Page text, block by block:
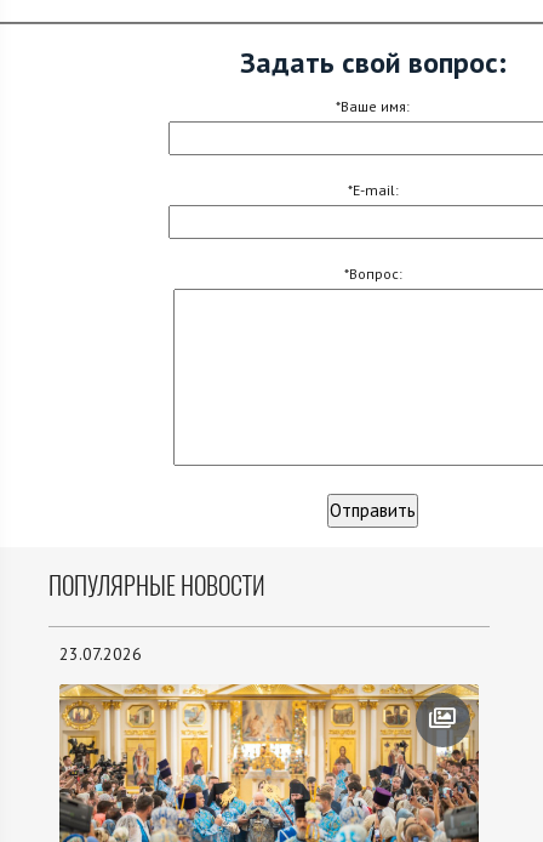
Задать свой вопрос:
*Ваше имя:
*E-mail:
*Вопрос:
ПОПУЛЯРНЫЕ НОВОСТИ
23.07.2026